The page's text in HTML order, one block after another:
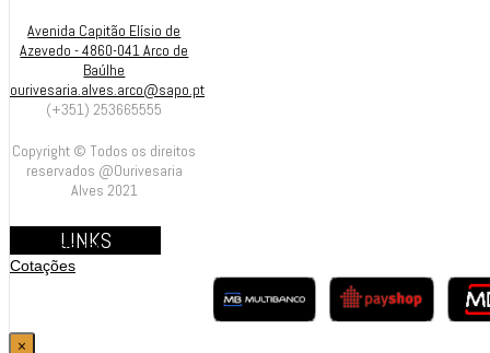
Avenida Capitão Elísio de
Azevedo - 4860-041 Arco de
Baúlhe
ourivesaria.alves.arco@sapo.pt
(+351) 253665555
Copyright © Todos os direitos
reservados @Ourivesaria
Alves 2021
LINKS
Contrastarias
Cotações
×